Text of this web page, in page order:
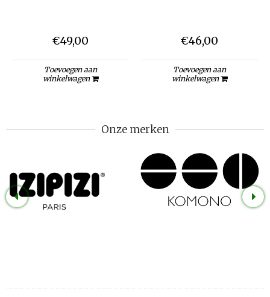
€49,00
Toevoegen aan
winkelwagen
€46,00
Toevoegen aan
winkelwagen
Onze merken